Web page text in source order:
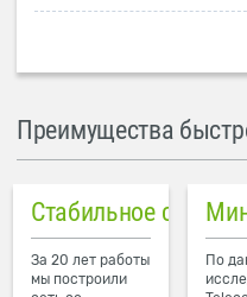
Преимущества
Стабильное
За 20 лет работы
мы построили
По